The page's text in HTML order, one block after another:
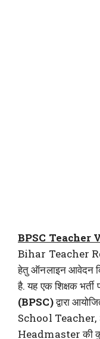
BPSC Teacher
Bihar Teacher
हेतु ऑनलाइन आवेदन
है. यह एक शिक्षक भर्ती
(BPSC)द्वारा
School
Headmaster की